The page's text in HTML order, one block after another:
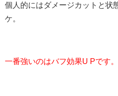
個人的にはダメージカットと状
ケ。
一番強いのはバフ効果U Pです。